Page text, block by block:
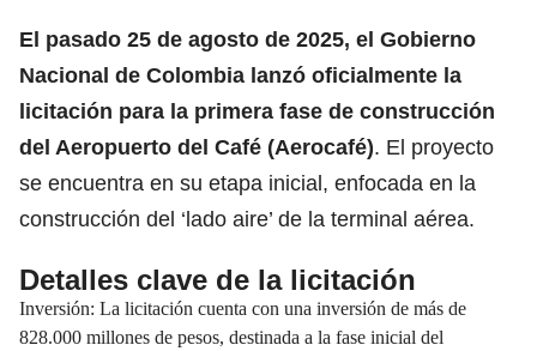
El pasado 25 de agosto de 2025, el Gobierno
Nacional de Colombia lanzó oficialmente la
licitación para la primera fase de construcción
del Aeropuerto del Café (Aerocafé). El proyecto
se encuentra en su etapa inicial, enfocada en la
construcción del ‘lado aire’ de la terminal aérea.
Detalles clave de la licitación
Inversión: La licitación cuenta con una inversión de más de
828.000 millones de pesos, destinada a la fase inicial del